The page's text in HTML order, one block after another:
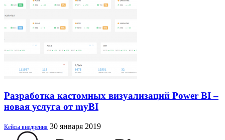
Разработка кастомных визуализаций Power BI –
новая услуга от myBI
Кейсы внедрения 30 января 2019